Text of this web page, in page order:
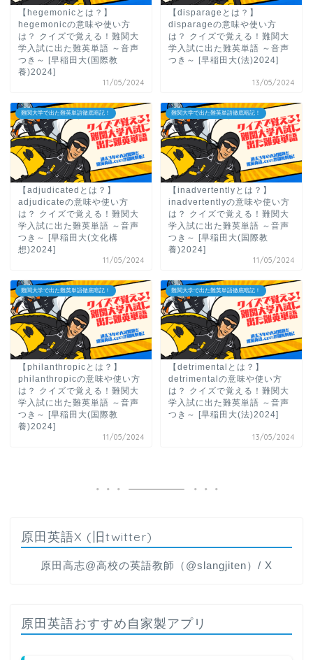
【hegemonicとは？】
hegemonicの意味や使い方
は？ クイズで覚える！難関大
学入試に出た難英単語 ～音声
つき～ [早稲田大(国際教
養)2024]
11/05/2024
【disparageとは？】
disparageの意味や使い方
は？ クイズで覚える！難関大
学入試に出た難英単語 ～音声
つき～ [早稲田大(法)2024]
13/05/2024
難関大学で出た難英単語徹底暗記！
【adjudicatedとは？】
adjudicateの意味や使い方
は？ クイズで覚える！難関大
学入試に出た難英単語 ～音声
つき～ [早稲田大(文化構
想)2024]
11/05/2024
難関大学で出た難英単語徹底暗記！
【inadvertentlyとは？】
inadvertentlyの意味や使い方
は？ クイズで覚える！難関大
学入試に出た難英単語 ～音声
つき～ [早稲田大(国際教
養)2024]
11/05/2024
難関大学で出た難英単語徹底暗記！
【philanthropicとは？】
philanthropicの意味や使い方
は？ クイズで覚える！難関大
学入試に出た難英単語 ～音声
つき～ [早稲田大(国際教
養)2024]
11/05/2024
難関大学で出た難英単語徹底暗記！
【detrimentalとは？】
detrimentalの意味や使い方
は？ クイズで覚える！難関大
学入試に出た難英単語 ～音声
つき～ [早稲田大(法)2024]
13/05/2024
原田英語X (旧twitter)
原田高志@高校の英語教師（@slangjiten）/ X
原田英語おすすめ自家製アプリ